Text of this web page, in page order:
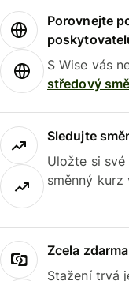
Porovnejte
S Wise vás
středový
Sledujte
Uložte si
směnný kurz
Zcela
Stažení trvá